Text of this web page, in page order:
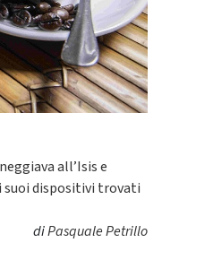
all’Isis e
suoi dispositivi trovati
diPasquale Petrillo